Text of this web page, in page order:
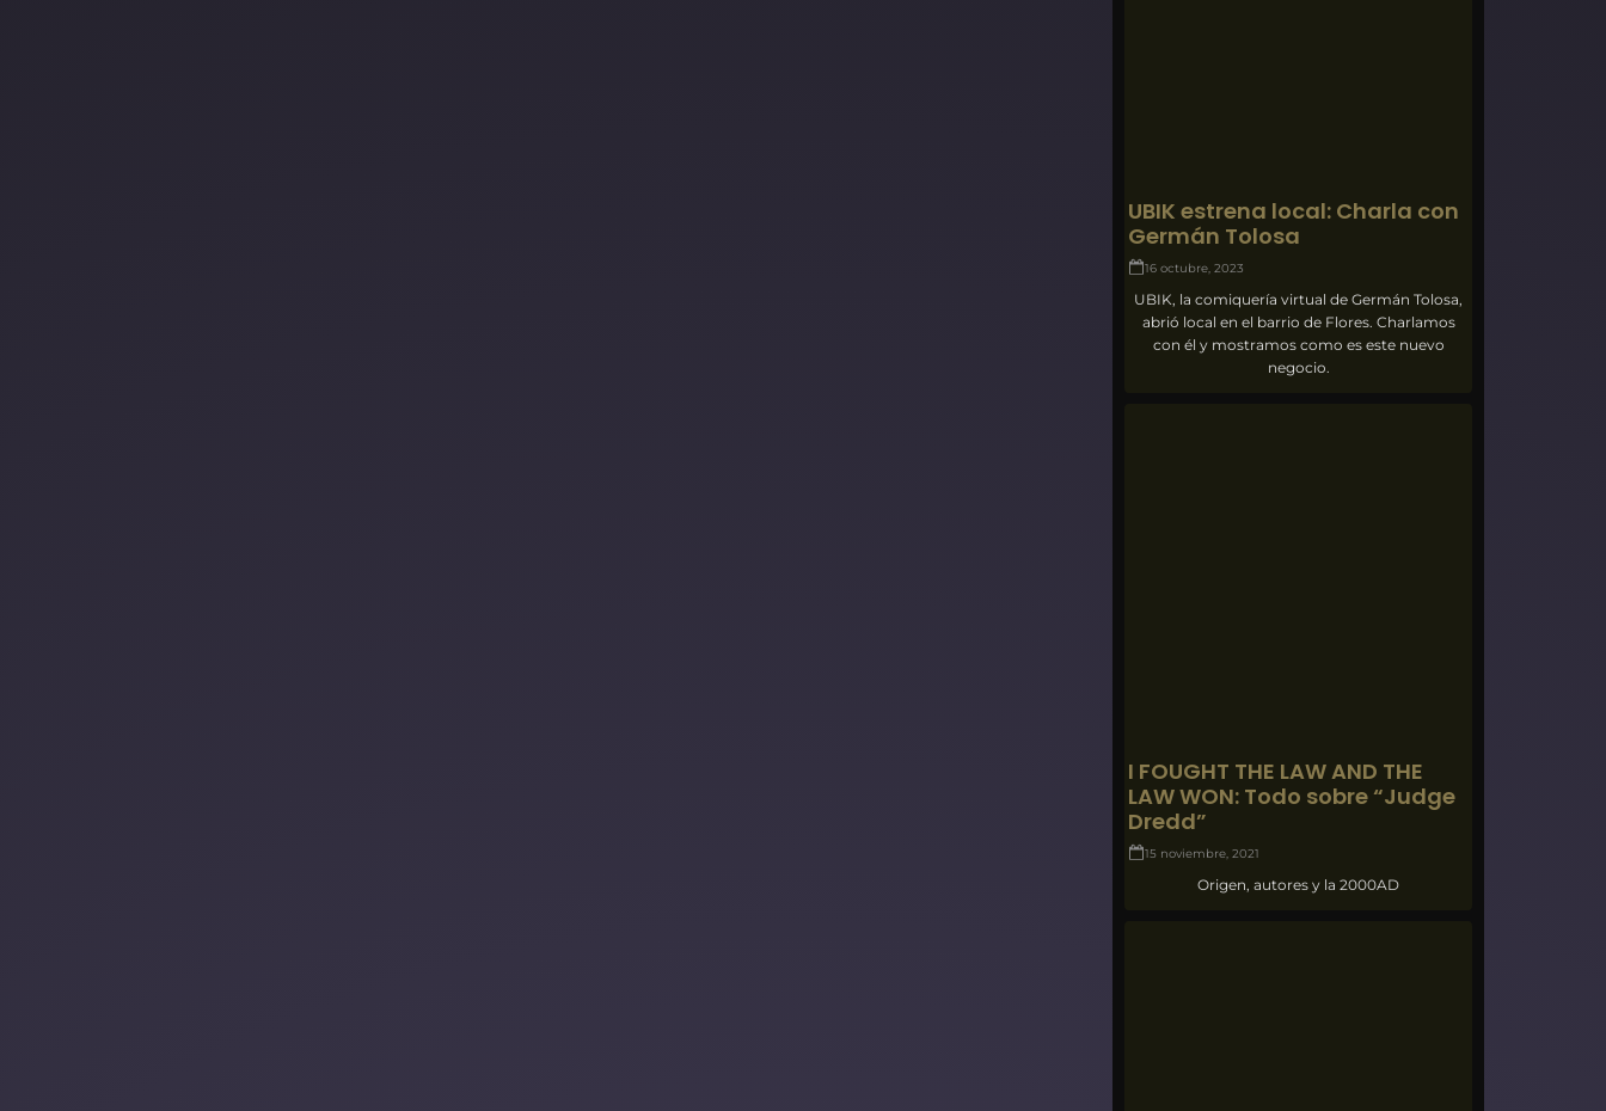
UBIK estrena local: Charla con
Germán Tolosa
16 octubre, 2023
UBIK, la comiquería virtual de Germán Tolosa,
abrió local en el barrio de Flores. Charlamos
con él y mostramos como es este nuevo
negocio.
I FOUGHT THE LAW AND THE
LAW WON: Todo sobre “Judge
Dredd”
15 noviembre, 2021
Origen, autores y la 2000AD